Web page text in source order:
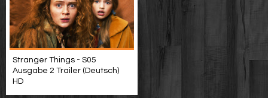
Stranger Things - S05
Ausgabe 2 Trailer (Deutsch)
HD